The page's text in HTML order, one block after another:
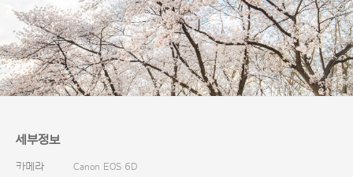
세부정보
카메라
Canon EOS 6D